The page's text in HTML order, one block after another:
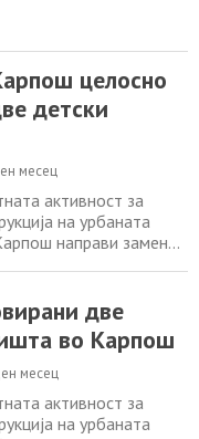
целосно
детски
месец
активност за
на урбаната
направи замена
на ул. Никола
се клупите,
и санирана е
во склоп на ова
две
во Карпош
месец
активност за
на урбаната